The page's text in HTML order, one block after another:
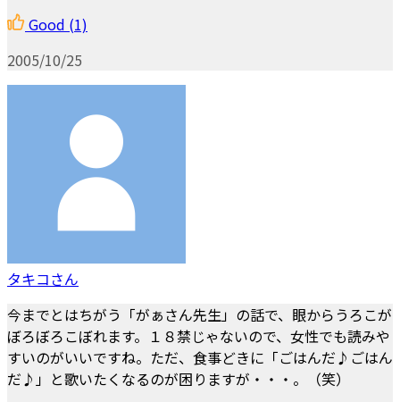
Good (1)
2005/10/25
タキコさん
今までとはちがう「がぁさん先生」の話で、眼からうろこが
ぼろぼろこぼれます。１８禁じゃないので、女性でも読みや
すいのがいいですね。ただ、食事どきに「ごはんだ♪ごはん
だ♪」と歌いたくなるのが困りますが・・・。（笑）